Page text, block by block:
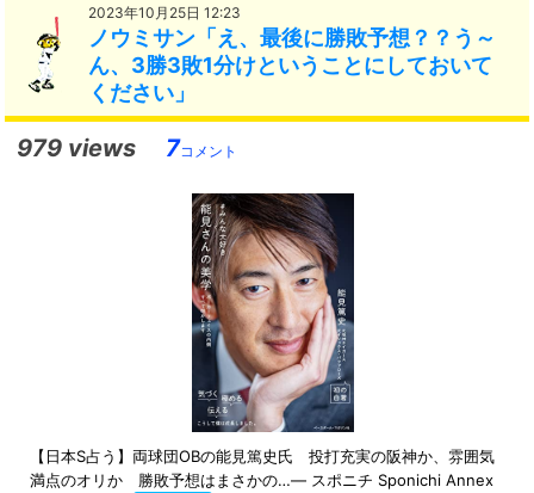
2023年10月25日 12:23
ノウミサン「え、最後に勝敗予想？？う～
ん、3勝3敗1分けということにしておいて
ください」
979 views 7コメント
【日本S占う】両球団OBの能見篤史氏 投打充実の阪神か、雰囲気
満点のオリか 勝敗予想はまさかの…― スポニチ Sponichi Annex